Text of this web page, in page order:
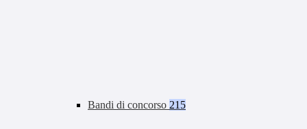
Bandi di concorso 215